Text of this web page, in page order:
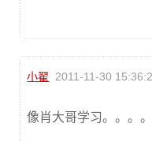
小翟 2011-11-30
像肖大哥学习。。。。